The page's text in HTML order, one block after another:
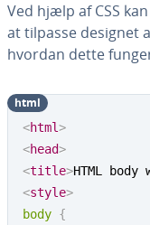
Ved hjælp af CSS
at tilpasse designet
hvordan dette
<html>
<head>
<title>HTML
<style>
body {
html